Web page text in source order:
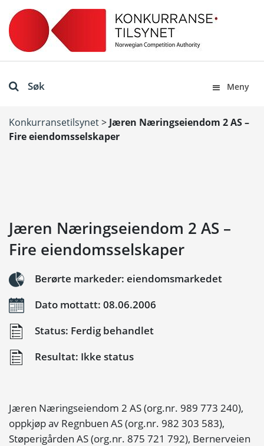
Søk Meny
Konkurransetilsynet> Jæren Næringseiendom 2 AS –
Fire eiendomsselskaper
Jæren Næringseiendom 2 AS –
Fire eiendomsselskaper
Berørte markeder: eiendomsmarkedet
Dato mottatt: 08.06.2006
Status: Ferdig behandlet
Resultat: Ikke status
Jæren Næringseiendom 2 AS (org.nr. 989 773 240),
oppkjøp av Regnbuen AS (org.nr. 982 303 583),
Støperigården AS (org.nr. 875 721 792), Bernerveien